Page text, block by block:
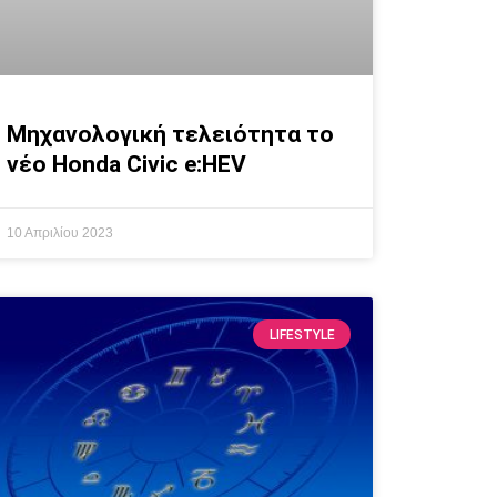
Μηχανολογική τελειότητα το
νέο Honda Civic e:HEV
10 Απριλίου 2023
LIFESTYLE